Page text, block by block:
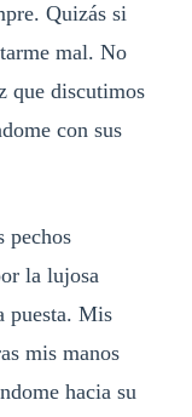
Quizás si
mal. No
que discutimos
con sus
pechos
la lujosa
puesta. Mis
mis manos
hacia su